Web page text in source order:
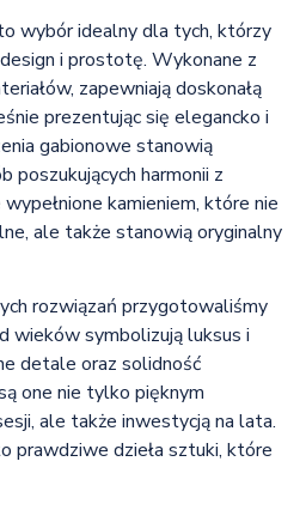
wybór idealny dla tych, którzy
i prostotę. Wykonane z
zapewniają doskonałą
prezentując się elegancko i
gabionowe stanowią
poszukujących harmonii z
kamieniem, które nie
ale także stanowią oryginalny
rozwiązań przygotowaliśmy
wieków symbolizują luksus i
detale oraz solidność
one nie tylko pięknym
ale także inwestycją na lata.
prawdziwe dzieła sztuki, które